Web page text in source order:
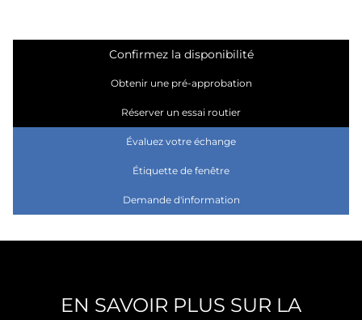
Obtenir une pré-approbation
Réserver un essai routier
Évaluez votre échange
Étiquette de fenêtre
Demande d'information
Confirmez la disponibilité
EN SAVOIR PLUS SUR LA